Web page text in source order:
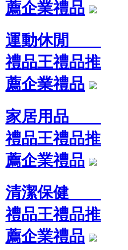
薦企業禮品
運動休閒
禮品王禮品推
薦企業禮品
家居用品
禮品王禮品推
薦企業禮品
清潔保健
禮品王禮品推
薦企業禮品